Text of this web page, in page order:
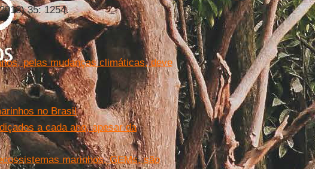
35: 1254.
pelas mudanças climáticas, deve
no Brasil
a cada ano, apesar da
marinhos, GEMs, são